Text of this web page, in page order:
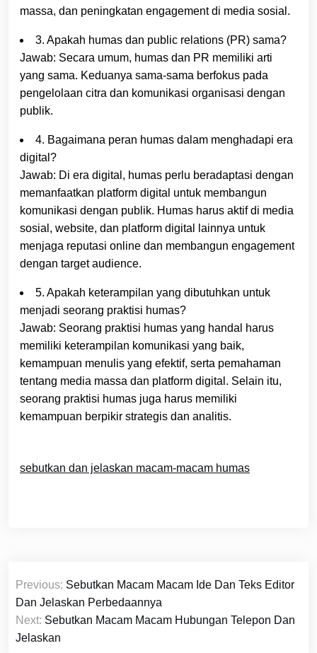
massa, dan peningkatan engagement di media sosial.
3. Apakah humas dan public relations (PR) sama?
Jawab: Secara umum, humas dan PR memiliki arti
yang sama. Keduanya sama-sama berfokus pada
pengelolaan citra dan komunikasi organisasi dengan
publik.
4. Bagaimana peran humas dalam menghadapi era
digital?
Jawab: Di era digital, humas perlu beradaptasi dengan
memanfaatkan platform digital untuk membangun
komunikasi dengan publik. Humas harus aktif di media
sosial, website, dan platform digital lainnya untuk
menjaga reputasi online dan membangun engagement
dengan target audience.
5. Apakah keterampilan yang dibutuhkan untuk
menjadi seorang praktisi humas?
Jawab: Seorang praktisi humas yang handal harus
memiliki keterampilan komunikasi yang baik,
kemampuan menulis yang efektif, serta pemahaman
tentang media massa dan platform digital. Selain itu,
seorang praktisi humas juga harus memiliki
kemampuan berpikir strategis dan analitis.
sebutkan dan jelaskan macam-macam humas
Navigasi
pos
Previous: Sebutkan Macam Macam Ide Dan Teks Editor
Dan Jelaskan Perbedaannya
Next: Sebutkan Macam Macam Hubungan Telepon Dan
Jelaskan